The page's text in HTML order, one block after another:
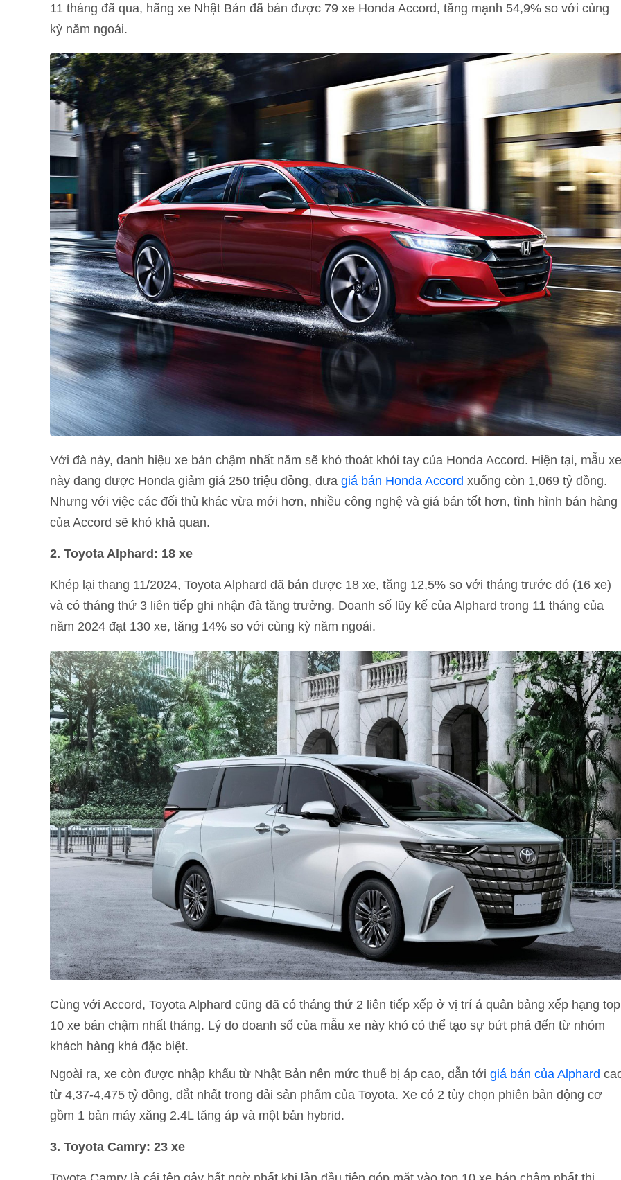
11 tháng đã qua, hãng xe Nhật Bản đã bán được 79 xe Honda Accord, tăng mạnh 54,9% so với cùng
kỳ năm ngoái.
Với đà này, danh hiệu xe bán chậm nhất năm sẽ khó thoát khỏi tay của Honda Accord. Hiện tại, mẫu xe
này đang được Honda giảm giá 250 triệu đồng, đưa giá bán Honda Accord xuống còn 1,069 tỷ đồng.
Nhưng với việc các đối thủ khác vừa mới hơn, nhiều công nghệ và giá bán tốt hơn, tình hình bán hàng
của Accord sẽ khó khả quan.
2. Toyota Alphard: 18 xe
Khép lại thang 11/2024, Toyota Alphard đã bán được 18 xe, tăng 12,5% so với tháng trước đó (16 xe)
và có tháng thứ 3 liên tiếp ghi nhận đà tăng trưởng. Doanh số lũy kế của Alphard trong 11 tháng của
năm 2024 đạt 130 xe, tăng 14% so với cùng kỳ năm ngoái.
Cùng với Accord, Toyota Alphard cũng đã có tháng thứ 2 liên tiếp xếp ở vị trí á quân bảng xếp hạng top
10 xe bán chậm nhất tháng. Lý do doanh số của mẫu xe này khó có thể tạo sự bứt phá đến từ nhóm
khách hàng khá đặc biệt.
Ngoài ra, xe còn được nhập khẩu từ Nhật Bản nên mức thuế bị áp cao, dẫn tới giá bán của Alphard
từ 4,37-4,475 tỷ đồng, đắt nhất trong dải sản phẩm của Toyota. Xe có 2 tùy chọn phiên bản động cơ
gồm 1 bản máy xăng 2.4L tăng áp và một bản hybrid.
3. Toyota Camry: 23 xe